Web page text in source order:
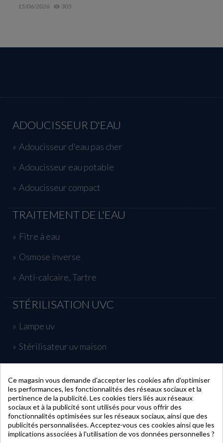
20/05/2026
ADOUCISSEUR D'EAU
Adoucisseur d'eau pas cher
Adoucisseur eau potable
Adoucisseur compact
TRAITEMENT DE L'EAU
Fitre à eau
Osmose inverse
Anti-calcaire, Tartre
STÉRILISATION UVC
Lampe uv
Stérilisateur uv maison
Traitement uv piscine
INFORMATIONS
MON COMPTE
Ce magasin vous demande d'accepter les cookies afin d'optimiser
les performances, les fonctionnalités des réseaux sociaux et la
pertinence de la publicité. Les cookies tiers liés aux réseaux
sociaux et à la publicité sont utilisés pour vous offrir des
fonctionnalités optimisées sur les réseaux sociaux, ainsi que des
publicités personnalisées. Acceptez-vous ces cookies ainsi que les
implications associées à l'utilisation de vos données personnelles ?